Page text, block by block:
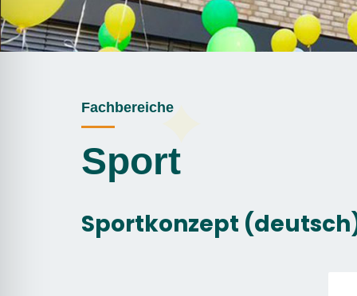
Sport
Fachbereiche
Sportkonzept